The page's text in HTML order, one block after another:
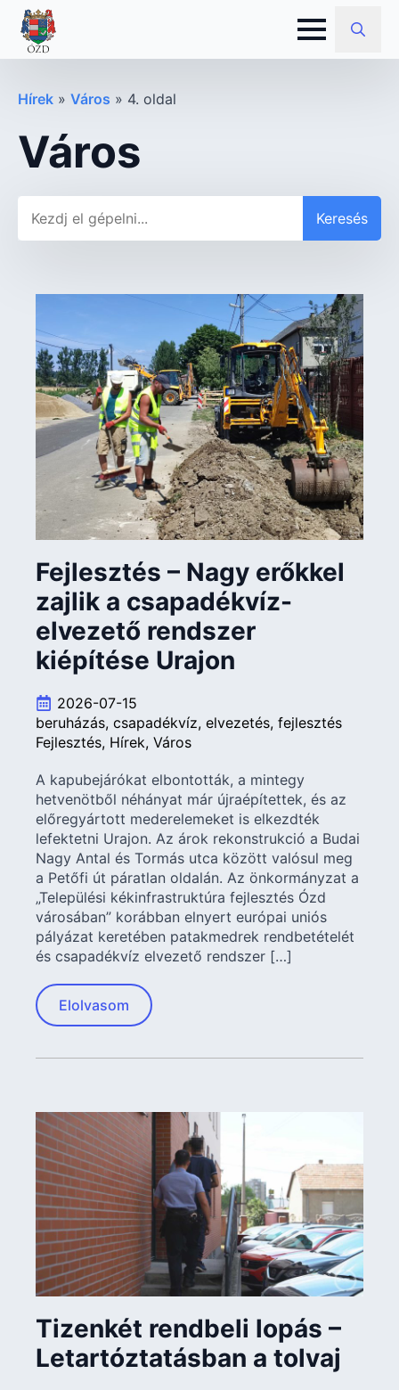
Search
Hírek » Város » 4. oldal
Város
Keresés
Fejlesztés – Nagy erőkkel
zajlik a csapadékvíz-
elvezető rendszer
kiépítése Urajon
2026-07-15
beruházás csapadékvíz elvezetés fejlesztés
Fejlesztés Hírek Város
A kapubejárókat elbontották, a mintegy
hetvenötből néhányat már újraépítettek, és az
előregyártott mederelemeket is elkezdték
lefektetni Urajon. Az árok rekonstrukció a Budai
Nagy Antal és Tormás utca között valósul meg
a Petőfi út páratlan oldalán. Az önkormányzat a
„Települési kékinfrastruktúra fejlesztés Ózd
városában” korábban elnyert európai uniós
pályázat keretében patakmedrek rendbetételét
és csapadékvíz elvezető rendszer […]
Elolvasom
Tizenkét rendbeli lopás –
Letartóztatásban a tolvaj